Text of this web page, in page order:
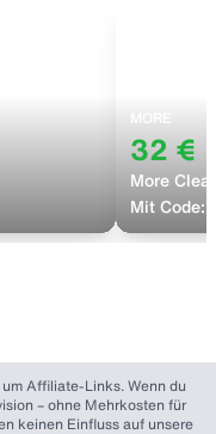
32 €
More
Mit Code:
Affiliate-Links. Wenn du
– ohne Mehrkosten für
keinen Einfluss auf unsere